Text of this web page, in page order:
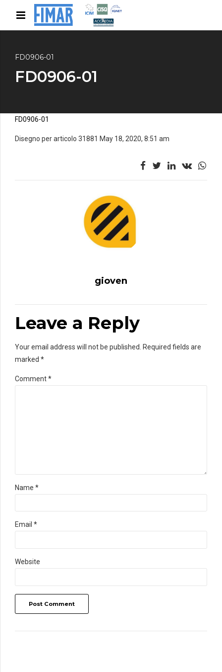
FD0906-01
FD0906-01
FD0906-01
Disegno per articolo 31881 May 18, 2020, 8:51 am
gioven
Leave a Reply
Your email address will not be published. Required fields are
marked *
Comment*
Name *
Email *
Website
Post Comment